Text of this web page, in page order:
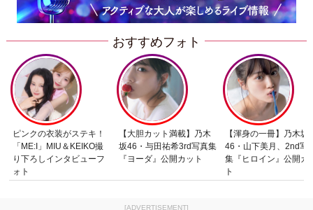
おすすめフォト
ピンクの衣装がステキ！
「ME:I」MIU＆KEIKO撮
り下ろしインタビューフ
ォト
【大胆カット満載】乃木
坂46・与田祐希3rd写真集
『ヨーダ』公開カット
【渾身の一冊】乃木坂
46・山下美月、2nd写
集『ヒロイン』公開カ
ト
[ADVERTISEMENT]